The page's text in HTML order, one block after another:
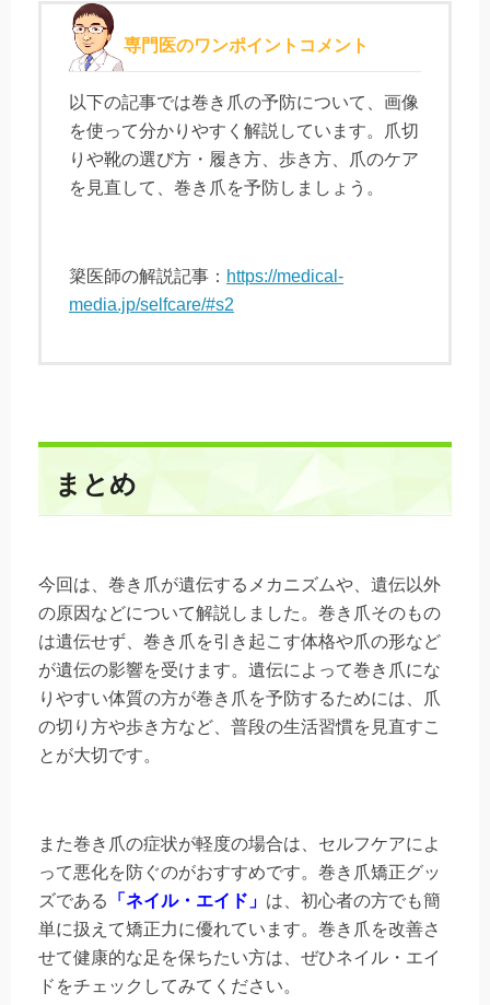
専門医のワンポイントコメント
以下の記事では巻き爪の予防について、画像
を使って分かりやすく解説しています。爪切
りや靴の選び方・履き方、歩き方、爪のケア
を見直して、巻き爪を予防しましょう。
簗医師の解説記事： https://medical-
media.jp/selfcare/#s2
まとめ
今回は、巻き爪が遺伝するメカニズムや、遺伝以外
の原因などについて解説しました。巻き爪そのもの
は遺伝せず、巻き爪を引き起こす体格や爪の形など
が遺伝の影響を受けます。遺伝によって巻き爪にな
りやすい体質の方が巻き爪を予防するためには、爪
の切り方や歩き方など、普段の生活習慣を見直すこ
とが大切です。
また巻き爪の症状が軽度の場合は、セルフケアによ
って悪化を防ぐのがおすすめです。巻き爪矯正グッ
ズである
「ネイル・エイド」 は、初心者の方でも簡
単に扱えて矯正力に優れています。巻き爪を改善さ
せて健康的な足を保ちたい方は、ぜひネイル・エイ
ドをチェックしてみてください。